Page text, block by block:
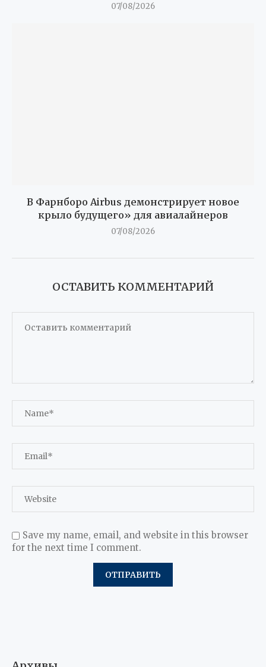
07/08/2026
В Фарнборо Airbus демонстрирует новое
крыло будущего» для авиалайнеров
07/08/2026
ОСТАВИТЬ КОММЕНТАРИЙ
Save my name, email, and website in this browser
for the next time I comment.